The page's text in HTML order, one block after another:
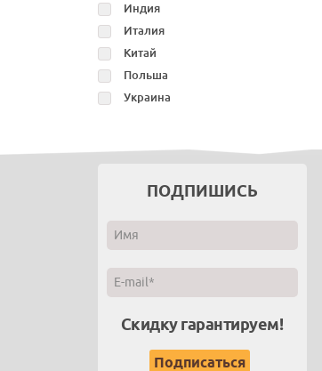
Индия
Италия
Китай
Польша
Украина
ПОДПИШИСЬ
Скидку гарантируем!